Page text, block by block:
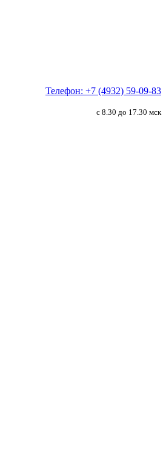
Телефон: +7 (4932) 59-09-83
с 8.30 до 17.30 мск